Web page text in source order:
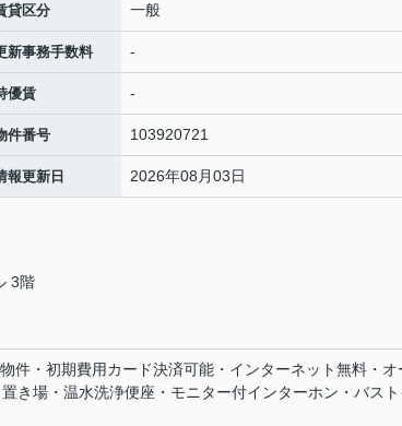
貸区分 一般
新事務手数料 -
優賃 -
件番号 103920721
報更新日 2026年08月03日
3階
件・初期費用カード決済可能・インターネット無料・オ
き場・温水洗浄便座・モニター付インターホン・バスト